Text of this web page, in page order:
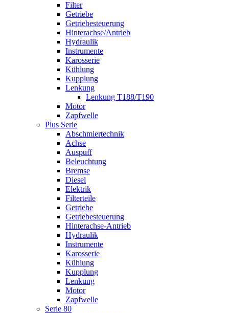
Filter
Getriebe
Getriebesteuerung
Hinterachse/Antrieb
Hydraulik
Instrumente
Karosserie
Kühlung
Kupplung
Lenkung
Lenkung T188/T190
Motor
Zapfwelle
Plus Serie
Abschmiertechnik
Achse
Auspuff
Beleuchtung
Bremse
Diesel
Elektrik
Filterteile
Getriebe
Getriebesteuerung
Hinterachse-Antrieb
Hydraulik
Instrumente
Karosserie
Kühlung
Kupplung
Lenkung
Motor
Zapfwelle
Serie 80